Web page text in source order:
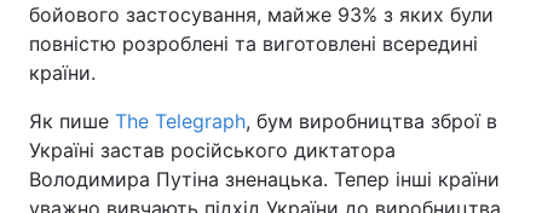
бойового застосування, майже 93% з яких були
повністю розроблені та виготовлені всередині
країни.
Як пише The Telegraph, бум виробництва зброї в
Україні застав російського диктатора
Володимира Путіна зненацька. Тепер інші країни
уважно вивчають підхід України до виробництва